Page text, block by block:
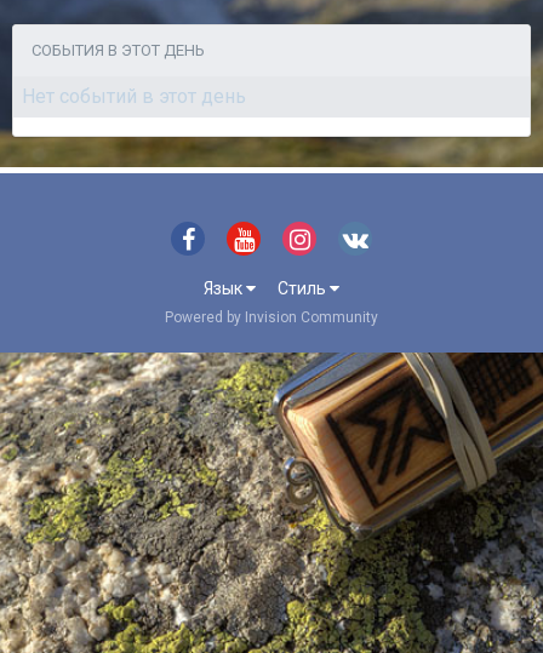
СОБЫТИЯ В ЭТОТ ДЕНЬ
Нет событий в этот день
Язык Стиль
Powered by Invision Community